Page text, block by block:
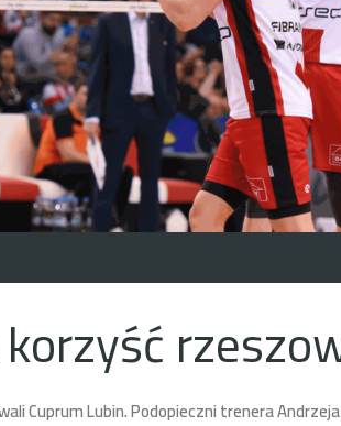
Cuprum Lubin. Podopieczni trenera